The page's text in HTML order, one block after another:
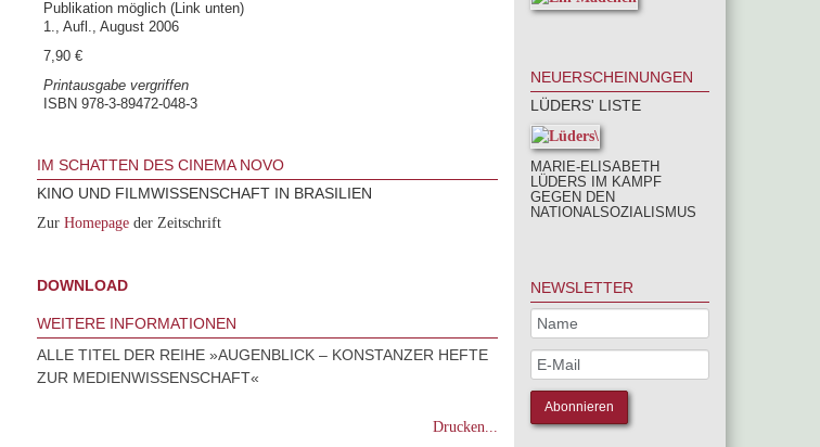
Publikation möglich (Link unten)
1., Aufl., August 2006
7,90 €
Printausgabe vergriffen
ISBN 978-3-89472-048-3
IM SCHATTEN DES CINEMA NOVO
KINO UND FILMWISSENSCHAFT IN BRASILIEN
Zur Homepage der Zeitschrift
DOWNLOAD
WEITERE INFORMATIONEN
ALLE TITEL DER REIHE »AUGENBLICK – KONSTANZER HEFTE
ZUR MEDIENWISSENSCHAFT«
Drucken...
NEUERSCHEINUNGEN
LÜDERS' LISTE
MARIE-ELISABETH
LÜDERS IM KAMPF
GEGEN DEN
NATIONALSOZIALISMUS
NEWSLETTER